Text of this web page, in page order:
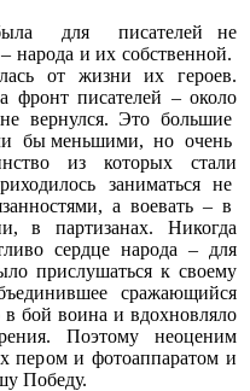
для писателей не
народа и их собственной.
от жизни их героев.
писателей – около
вернулся. Это большие
бы меньшими, но очень
из которых стали
заниматься не
а воевать – в
в партизанах. Никогда
сердце народа – для
прислушаться к своему
сражающийся
в бой воина и вдохновляло
Поэтому неоценим
пером и фотоаппаратом и
Победу.